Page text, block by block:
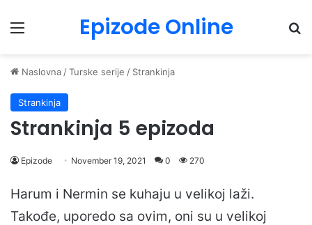
Menu Epizode Online
Naslovna /Turske serije / Strankinja
Strankinja
Strankinja 5 epizoda
Epizode November 19, 2021 0 270
Harum i Nermin se kuhaju u velikoj laži.
Takođe, uporedo sa ovim, oni su u velikoj